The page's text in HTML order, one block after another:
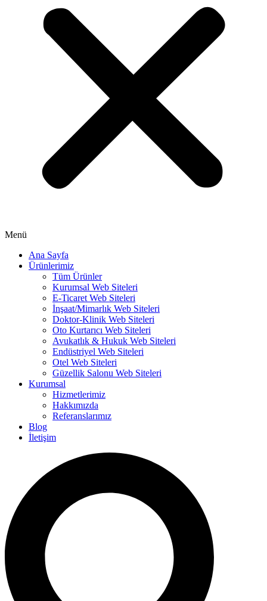
Menü
Ana Sayfa
Ürünlerimiz
Tüm Ürünler
Kurumsal Web Siteleri
E-Ticaret Web Siteleri
İnşaat/Mimarlık Web Siteleri
Doktor-Klinik Web Siteleri
Oto Kurtarıcı Web Siteleri
Avukatlık & Hukuk Web Siteleri
Endüstriyel Web Siteleri
Otel Web Siteleri
Güzellik Salonu Web Siteleri
Kurumsal
Hizmetlerimiz
Hakkımızda
Referanslarımız
Blog
İletişim